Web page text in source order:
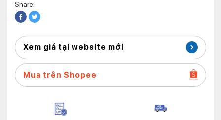
Share:
Xem giá tại website mới
Mua trên Shopee